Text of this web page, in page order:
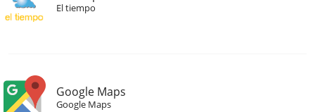
El tiempo
Google Maps
Google Maps